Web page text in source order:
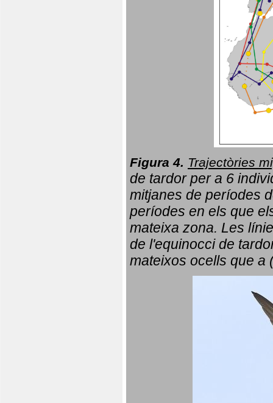
Figura 4. Trajectòries
de tardor per a 6
mitjanes de períodes
períodes en els que
mateixa zona. Les
de l'equinocci de
mateixos ocells que a